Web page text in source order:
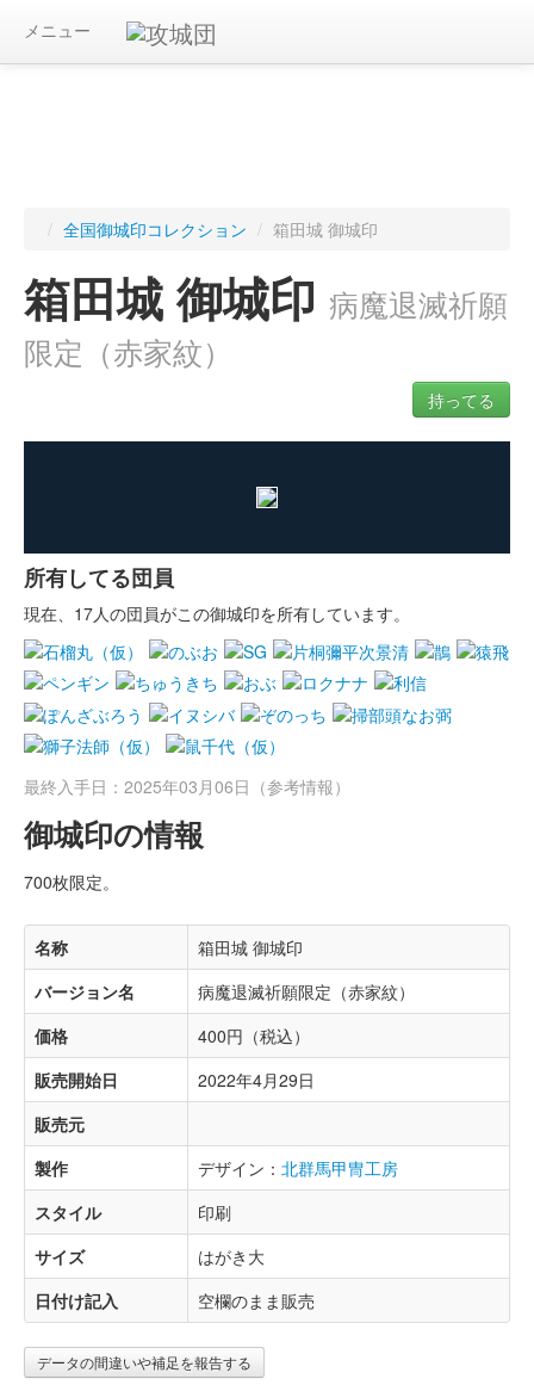
メニュー
/ 全国御城印コレクション / 箱田城 御城印
箱田城 御城印 病魔退滅祈願
限定（赤家紋）
持ってる
所有してる団員
現在、17人の団員がこの御城印を所有しています。
最終入手日：2025年03月06日（参考情報）
御城印の情報
700枚限定。
名称
箱田城 御城印
バージョン名
病魔退滅祈願限定（赤家紋）
価格
400円（税込）
販売開始日
2022年4月29日
販売元
製作
デザイン： 北群馬甲冑工房
スタイル
印刷
サイズ
はがき大
日付け記入
空欄のまま販売
データの間違いや補足を報告する